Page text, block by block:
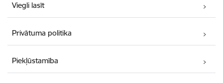
Viegli lasīt
Privātuma politika
Piekļūstamība